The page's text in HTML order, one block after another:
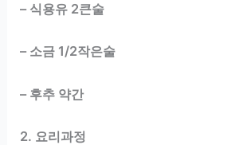
– 식용유 2큰술
– 소금 1/2작은술
– 후추 약간
2. 요리과정